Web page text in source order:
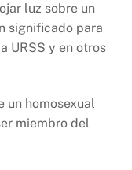
luz sobre un
significado para
URSS y en otros
un homosexual
miembro del